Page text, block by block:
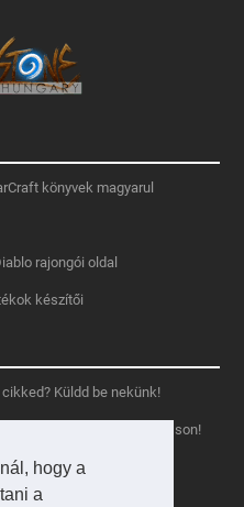
hogy a
a
könyvek magyarul
rajongói oldal
készítői
Küldd be nekünk!
Segíts, hogy fennmaradhasson!
kapcsolatba!